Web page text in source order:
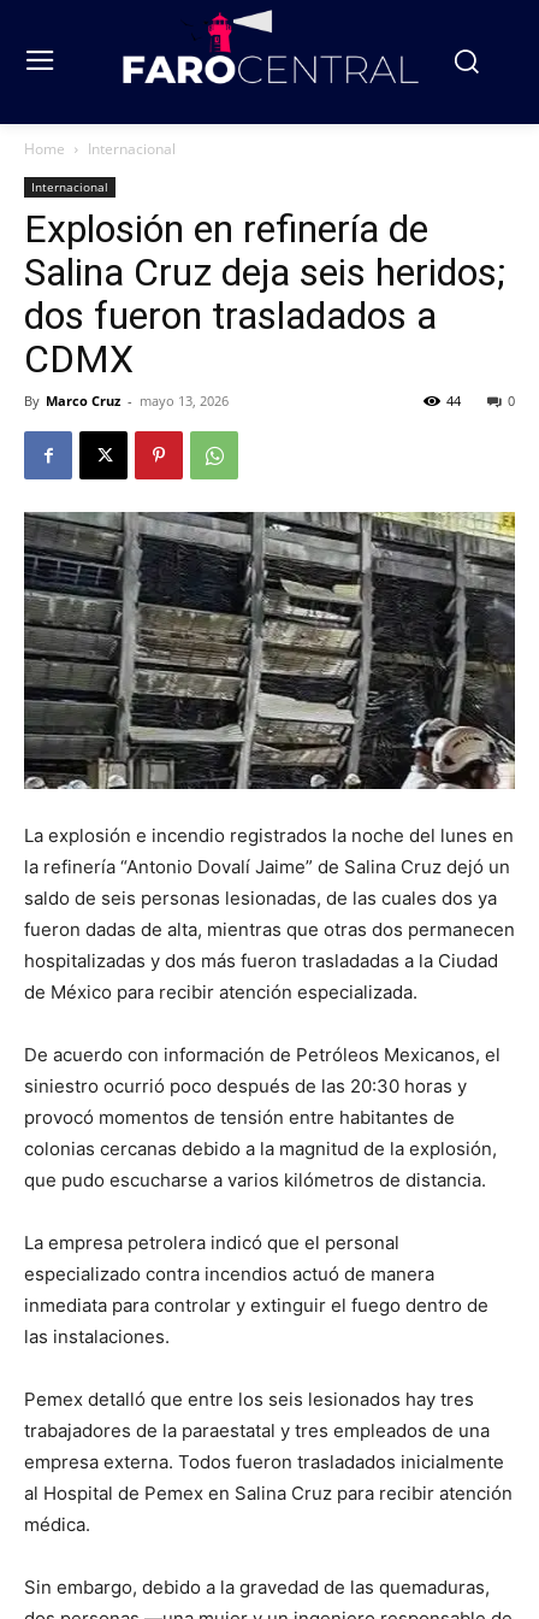
Home Internacional
Internacional
Explosión en refinería de
Salina Cruz deja seis heridos;
dos fueron trasladados a
CDMX
By Marco Cruz - mayo 13, 2026 0
44
La explosión e incendio registrados la noche del lunes en
la refinería “Antonio Dovalí Jaime” de Salina Cruz dejó un
saldo de seis personas lesionadas, de las cuales dos ya
fueron dadas de alta, mientras que otras dos permanecen
hospitalizadas y dos más fueron trasladadas a la Ciudad
de México para recibir atención especializada.
De acuerdo con información de Petróleos Mexicanos, el
siniestro ocurrió poco después de las 20:30 horas y
provocó momentos de tensión entre habitantes de
colonias cercanas debido a la magnitud de la explosión,
que pudo escucharse a varios kilómetros de distancia.
La empresa petrolera indicó que el personal
especializado contra incendios actuó de manera
inmediata para controlar y extinguir el fuego dentro de
las instalaciones.
Pemex detalló que entre los seis lesionados hay tres
trabajadores de la paraestatal y tres empleados de una
empresa externa. Todos fueron trasladados inicialmente
al Hospital de Pemex en Salina Cruz para recibir atención
médica.
Sin embargo, debido a la gravedad de las quemaduras,